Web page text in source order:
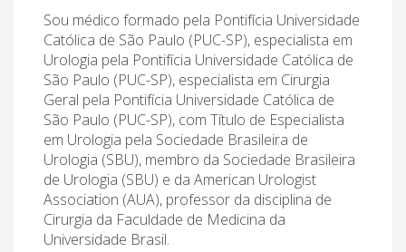
Sou médico formado pela Pontifícia Universidade
Católica de São Paulo (PUC-SP), especialista em
Urologia pela Pontifícia Universidade Católica de
São Paulo (PUC-SP), especialista em Cirurgia
Geral pela Pontifícia Universidade Católica de
São Paulo (PUC-SP), com Título de Especialista
em Urologia pela Sociedade Brasileira de
Urologia (SBU), membro da Sociedade Brasileira
de Urologia (SBU) e da American Urologist
Association (AUA), professor da disciplina de
Cirurgia da Faculdade de Medicina da
Universidade Brasil.